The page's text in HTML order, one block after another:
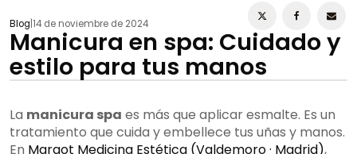
Blog 14 de noviembre de 2024
Manicura en spa: Cuidado y
estilo para tus manos
La manicura spa es más que aplicar esmalte. Es un
tratamiento que cuida y embellece tus uñas y manos.
En Margot Medicina Estética (Valdemoro · Madrid),